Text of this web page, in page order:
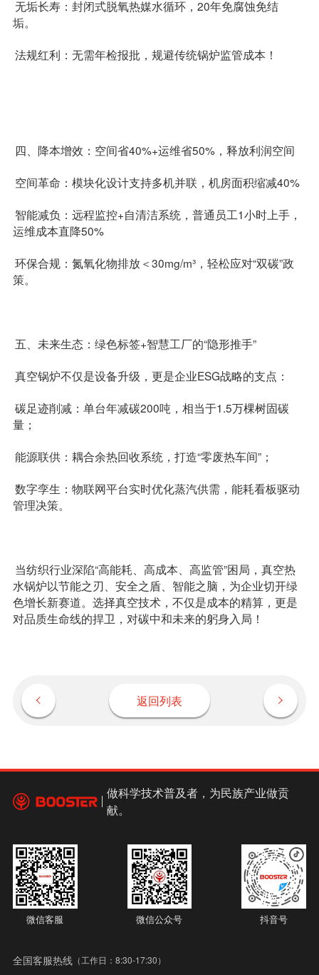
无垢长寿：封闭式脱氧热媒水循环，20年免腐蚀免结
垢。
法规红利：无需年检报批，规避传统锅炉监管成本！
四、降本增效：空间省40%+运维省50%，释放利润空间
空间革命：模块化设计支持多机并联，机房面积缩减40%
智能减负：远程监控+自清洁系统，普通员工1小时上手，
运维成本直降50%
环保合规：氮氧化物排放＜30mg/m³，轻松应对“双碳”政
策。
五、未来生态：绿色标签+智慧工厂的“隐形推手”
真空锅炉不仅是设备升级，更是企业ESG战略的支点：
碳足迹削减：单台年减碳200吨，相当于1.5万棵树固碳
量；
能源联供：耦合余热回收系统，打造“零废热车间”；
数字孪生：物联网平台实时优化蒸汽供需，能耗看板驱动
管理决策。
当纺织行业深陷“高能耗、高成本、高监管”困局，真空热
水锅炉以节能之刃、安全之盾、智能之脑，为企业切开绿
色增长新赛道。选择真空技术，不仅是成本的精算，更是
对品质生命线的捍卫，对碳中和未来的躬身入局！
返回列表
做科学技术普及者，为民族产业做贡
献。
微信客服 微信公众号 抖音号
全国客服热线 （工作日：8:30-17:30）